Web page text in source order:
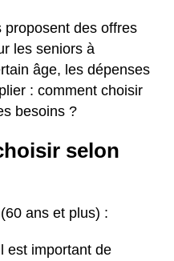
proposent des offres
les seniors à
âge, les dépenses
: comment choisir
besoins ?
selon
ans et plus) :
est important de